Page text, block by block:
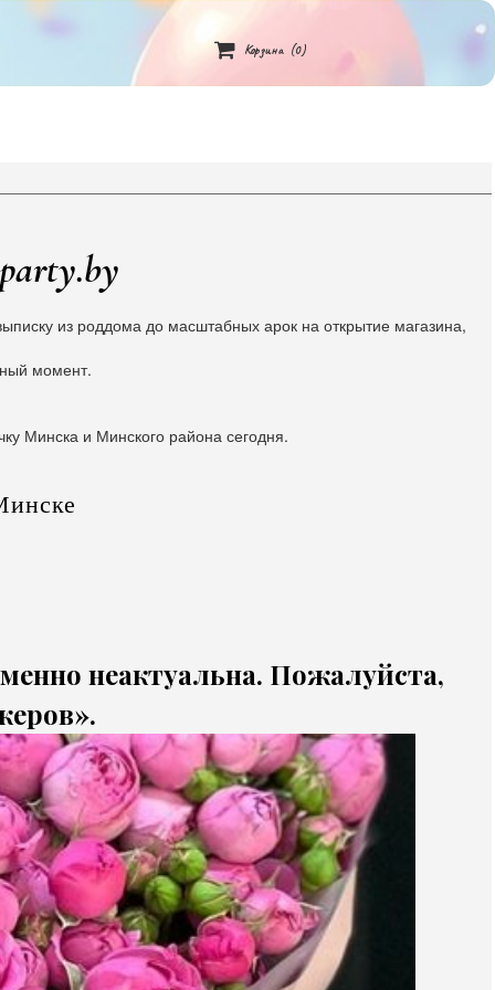
 Корзина (0)
из роддома до масштабных арок на открытие магазина,
момент.
Минска и Минского района сегодня.
неактуальна. Пожалуйста,